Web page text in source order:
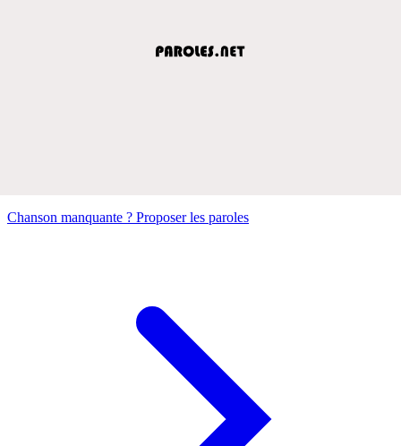
Chanson manquante ? Proposer les paroles